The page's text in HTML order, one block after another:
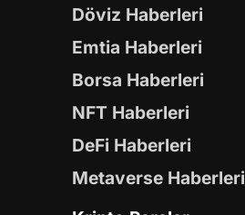
Döviz Haberleri
Emtia Haberleri
Borsa Haberleri
NFT Haberleri
DeFi Haberleri
Metaverse Haberleri